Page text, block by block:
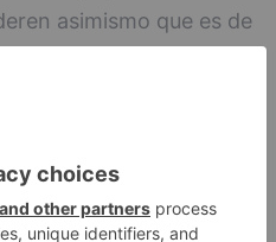
asimismo que es de
imc
liquidar